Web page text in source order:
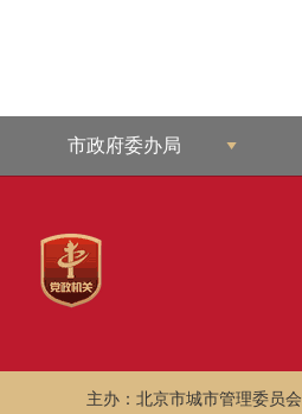
市政府委办局
主办：北京市城市管理委员会